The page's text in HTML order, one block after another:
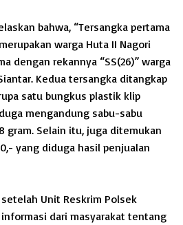
bahwa, “Tersangka pertama
warga Huta II Nagori
dengan rekannya “SS(26)” warga
Kedua tersangka ditangkap
satu bungkus plastik klip
mengandung sabu-sabu
gram. Selain itu, juga ditemukan
yang diduga hasil penjualan
Unit Reskrim Polsek
dari masyarakat tentang